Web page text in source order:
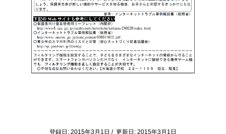
登録日: 2015年3月1日 / 更新日: 2015年3月1日